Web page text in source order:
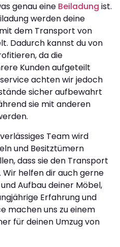
genau eine Beiladung ist.
werden deine
dem Transport von
Dadurch kannst du von
da die
Kunden aufgeteilt
achten wir jedoch
sicher aufbewahrt
sie mit anderen
Team wird
und Besitztümern
dass sie den Transport
helfen dir auch gerne
Aufbau deiner Möbel,
Erfahrung und
machen uns zu einem
für deinen Umzug von